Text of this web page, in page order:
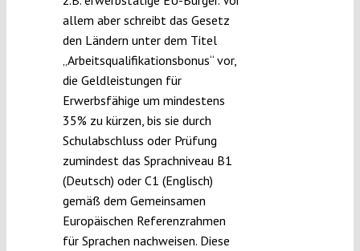
allem aber schreibt das Gesetz
den Ländern unter dem Titel
„Arbeitsqualifikationsbonus“ vor,
die Geldleistungen für
Erwerbsfähige um mindestens
35% zu kürzen, bis sie durch
Schulabschluss oder Prüfung
zumindest das Sprachniveau B1
(Deutsch) oder C1 (Englisch)
gemäß dem Gemeinsamen
Europäischen Referenzrahmen
für Sprachen nachweisen. Diese